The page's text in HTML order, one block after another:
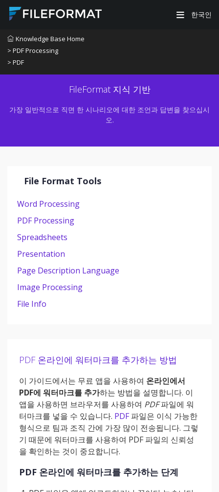
한국인
Knowledge Base Home
> PDF Processing
> PDF
FileFormat 지식 기반
가장 일반적으로 직면 한 시나리오에 대한 조언과 답변을 찾으십시
오.
File Format Tools
Word Processing
PDF Processing
Spreadsheets
Presentation
Page Description Language
Image Processing
File Info
PDF 온라인에 워터마크를 추가하는 방법
이 가이드에서는 무료 앱을 사용하여 온라인에서
PDF에 워터마크를 추가하는 방법을 설명합니다. 이
앱을 사용하면 브라우저를 사용하여 PDF파일에 워
터마크를 넣을 수 있습니다. PDF파일은 이식 가능한
형식으로 팀과 조직 간에 가장 많이 전송됩니다. 그렇
기 때문에 워터마크를 사용하여 PDF 파일의 신뢰성
을 확인하는 것이 중요합니다.
PDF 온라인에 워터마크를 추가하는 단계